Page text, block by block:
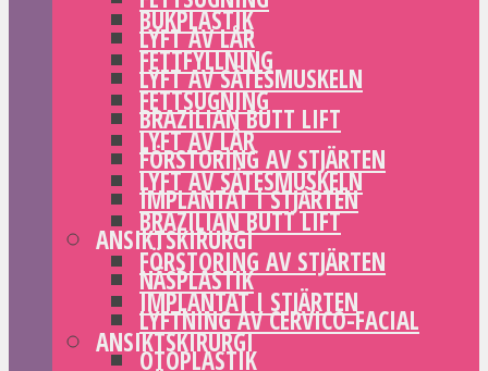
LYFT AV LÅR
LYFT AV SÄTESMUSKELN
BRAZILIAN BUTT LIFT
FÖRSTORING AV STJÄRTEN
IMPLANTAT I STJÄRTEN
ANSIKTSKIRURGI
NÄSPLASTIK
LYFTNING AV CERVICO-FACIAL
OTOPLASTIK
BUKPLASTIK
FETTFYLLNING
FETTSUGNING
LYFT AV LÅR
LYFT AV SÄTESMUSKELN
BRAZILIAN BUTT LIFT
FÖRSTORING AV STJÄRTEN
IMPLANTAT I STJÄRTEN
ANSIKTSKIRURGI